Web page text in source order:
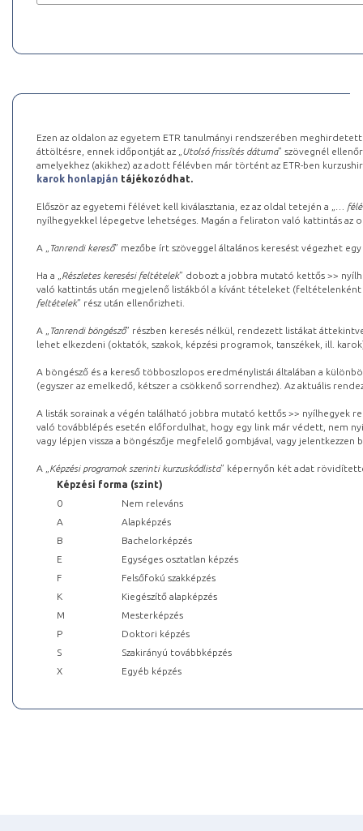
Ezen az oldalon az egyetem ETR tanulmányi rendszerében
áttöltésre, ennek időpontját az „ Utolsó frissítés dátuma” szövegnél
amelyekhez (akikhez) az adott félévben már történt az ETR-ben
karok honlapján tájékozódhat.
Először az egyetemi félévet kell kiválasztania, ez az oldal tetején a „
…
nyílhegyekkel lépegetve lehetséges. Magán a feliraton való kattintás az
A „ Tanrendi kereső” mezőbe írt szöveggel általános keresést végezhet
Ha a „ Részletes keresési feltételek” dobozt a jobbra mutató kettős >>
való kattintás után megjelenő listákból a kívánt tételeket (feltételenként
feltételek” rész után ellenőrizheti.
A „ Tanrendi böngésző” részben keresés nélkül, rendezett listákat
lehet elkezdeni (oktatók, szakok, képzési programok, tanszékek, ill.
A böngésző és a kereső többoszlopos eredménylistái általában a
(egyszer az emelkedő, kétszer a csökkenő sorrendhez). Az aktuális
A listák sorainak a végén található jobbra mutató kettős >> nyílhegyek
való továbblépés esetén előfordulhat, hogy egy link már védett, nem
vagy lépjen vissza a böngészője megfelelő gombjával, vagy
A „ Képzési programok szerinti kurzuskódlista” képernyőn két adat
Képzési forma (szint)
0
Nem releváns
A
Alapképzés
B
Bachelorképzés
E
Egységes osztatlan képzés
F
Felsőfokú szakképzés
K
Kiegészítő alapképzés
M
Mesterképzés
P
Doktori képzés
S
Szakirányú továbbképzés
X
Egyéb képzés